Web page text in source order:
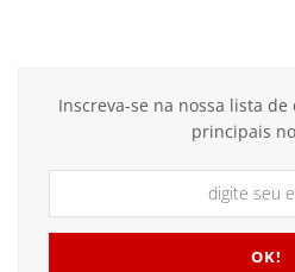
Inscreva-se na nossa lista
principais